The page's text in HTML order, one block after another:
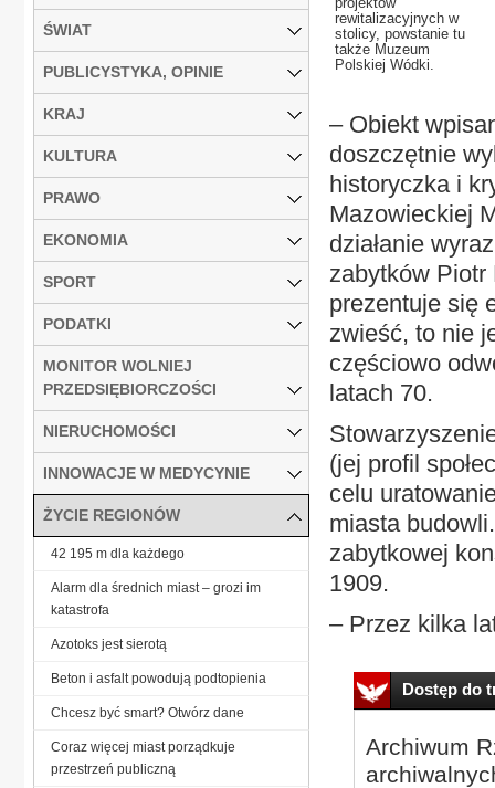
rewitalizacyjnych w
stolicy, powstanie tu
także Muzeum
Polskiej Wódki.
– Obiekt
doszczętnie
historyczka i
Mazowieckiej
działanie
zabytków Piotr
prezentuje się
zwieść, to nie
częściowo
latach 70.
(jej profil
celu
miasta
zabytkowej
1909.
– Przez kilka
Dostęp do
Archiwum
ŚWIAT
PUBLICYSTYKA, OPINIE
KRAJ
KULTURA
PRAWO
EKONOMIA
SPORT
PODATKI
MONITOR WOLNIEJ
PRZEDSIĘBIORCZOŚCI
NIERUCHOMOŚCI
INNOWACJE W MEDYCYNIE
ŻYCIE REGIONÓW
42 195 m dla każdego
Alarm dla średnich miast – grozi im
katastrofa
Azotoks jest sierotą
Beton i asfalt powodują podtopienia
Chcesz być smart? Otwórz dane
Coraz więcej miast porządkuje
przestrzeń publiczną